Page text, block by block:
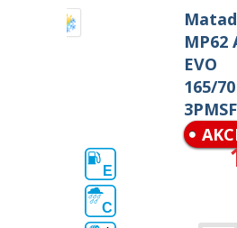
MP62
EVO
165/
E
C